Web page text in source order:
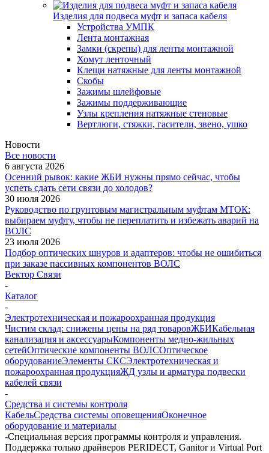
Изделия для подвеса муфт и запаса кабеля
Устройства УМПК
Лента монтажная
Замки (скрепы) для ленты монтажной
Хомут ленточный
Клещи натяжные для ленты монтажной
Скобы
Зажимы шлейфовые
Зажимы поддерживающие
Узлы крепления натяжные стеновые
Вертлюги, стяжки, гасители, звено, ушко
Новости
Все новости
6 августа 2026
Осенний рывок: какие ЖБИ нужны прямо сейчас, чтобы
успеть сдать сети связи до холодов?
30 июля 2026
Руководство по грунтовым магистральным муфтам МТОК:
выбираем муфту, чтобы не переплатить и избежать аварий на
ВОЛС
23 июля 2026
Подбор оптических шнуров и адаптеров: чтобы не ошибиться
при заказе пассивных компонентов ВОЛС
Вектор Связи
-
Каталог
-
Электротехническая и пожароохранная продукция
Чистим склад: снижены цены на ряд товаровЖБИКабельная
канализация и аксессуарыКомпоненты медно-жильных
сетейОптические компоненты ВОЛСОптическое
оборудованиеЭлементы СКСЭлектротехническая и
пожароохранная продукцияЖД узлы и арматура подвески
кабелей связи
-
Средства и системы контроля
КабельСредства системы оповещенияОконечное
оборудование и материалы
-Специальная версия программы контроля и управления.
Поддержка только драйверов PERIDECT, Ganitor и Virtual Port